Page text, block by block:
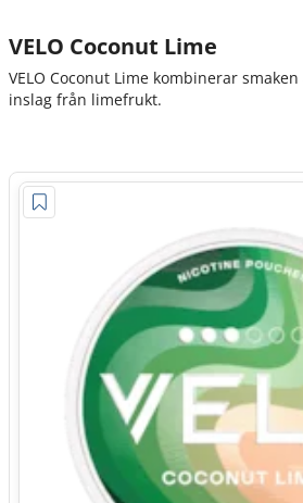
VELO Coconut Lime
VELO Coconut Lime kombinerar
inslag från limefrukt.